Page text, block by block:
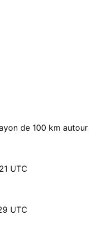
de 100 km autour
UTC
UTC